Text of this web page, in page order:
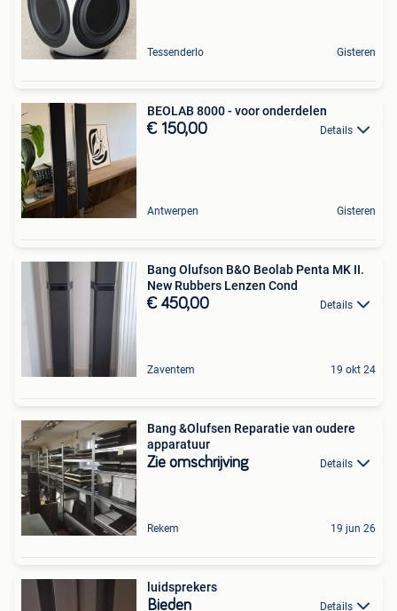
Tessenderlo Gisteren
BEOLAB 8000 - voor onderdelen
€ 150,00 Details
Antwerpen Gisteren
Bang Olufson B&O Beolab Penta MK II.
New Rubbers Lenzen Cond
€ 450,00 Details
Zaventem 19 okt 24
Bang &Olufsen Reparatie van oudere
apparatuur
Zie omschrijving Details
Rekem 19 jun 26
luidsprekers
Bieden Details